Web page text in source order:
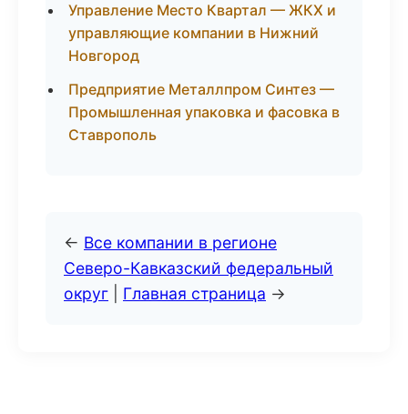
Управление Место Квартал — ЖКХ и
управляющие компании в Нижний
Новгород
Предприятие Металлпром Синтез —
Промышленная упаковка и фасовка в
Ставрополь
← Все компании в регионе
Северо-Кавказский федеральный
округ
Главная страница →